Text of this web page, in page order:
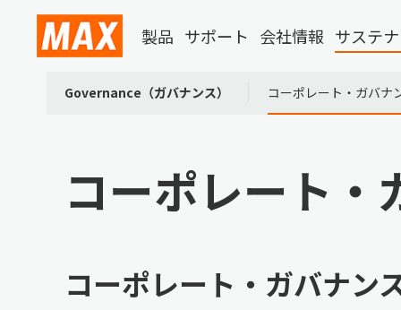
製品 サポート 会社情報 サステ
Governance（ガバナンス） コーポレート・ガバナ
コーポレート・
コーポレート・ガバナン